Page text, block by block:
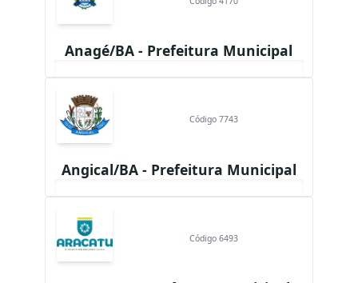
Anagé/BA - Prefeitura Municipal
Código 7743
Angical/BA - Prefeitura Municipal
Código 6493